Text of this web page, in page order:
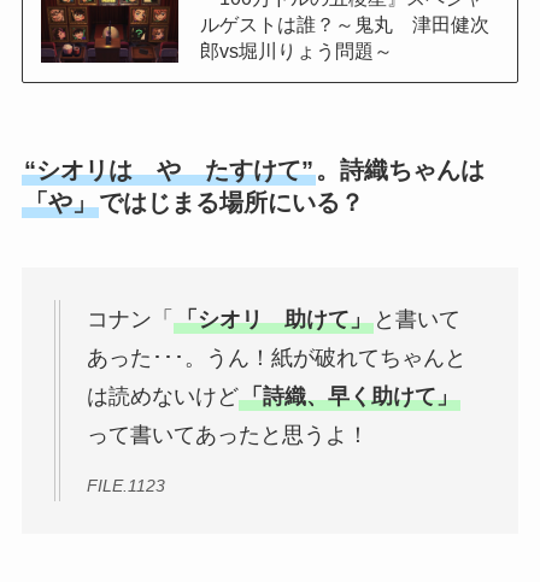
ルゲストは誰？～鬼丸 津田健次
郎vs堀川りょう問題～
“シオリは や たすけて”。詩織ちゃんは
「や」ではじまる場所にいる？
コナン「 「シオリ 助けて」と書いて
あった･･･。うん！紙が破れてちゃんと
は読めないけど「詩織、早く助けて」
って書いてあったと思うよ！
FILE.1123